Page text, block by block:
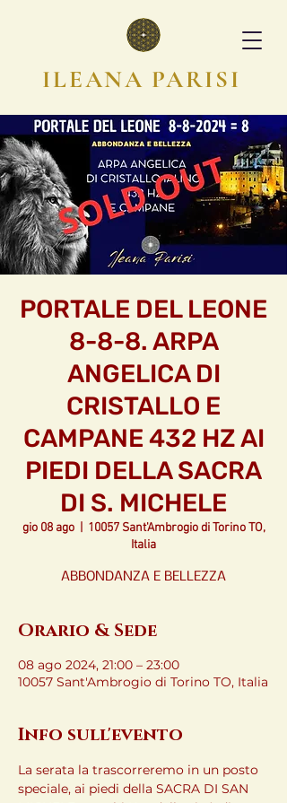
ILEANA PARISI
PORTALE DEL LEONE
8-8-8. ARPA
ANGELICA DI
CRISTALLO E
CAMPANE 432 HZ AI
PIEDI DELLA SACRA
DI S. MICHELE
gio 08 ago
  |
10057 Sant'Ambrogio di Torino TO,
Italia
ABBONDANZA E BELLEZZA
Orario & Sede
08 ago 2024, 21:00 – 23:00
10057 Sant'Ambrogio di Torino TO, Italia
Info sull'evento
La serata la trascorreremo in un posto
speciale, ai piedi della SACRA DI SAN